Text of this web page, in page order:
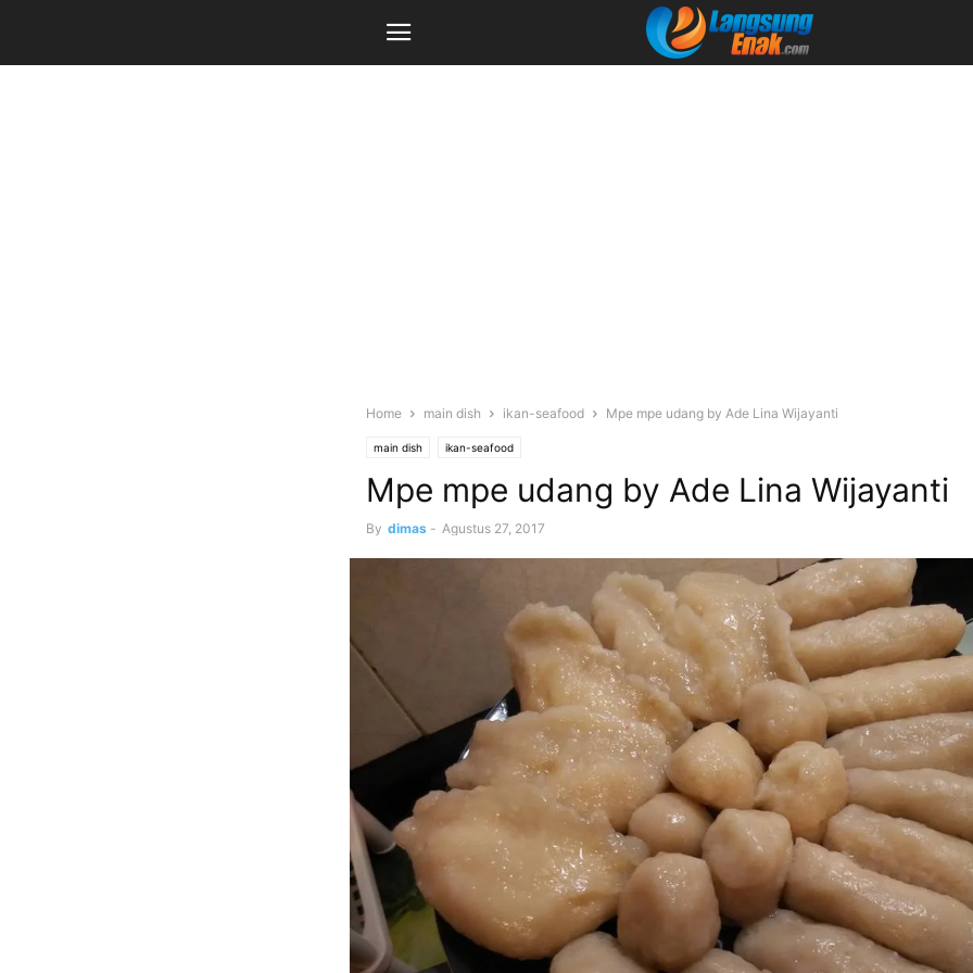
Home main dish ikan-seafood Mpe mpe udang by Ade Lina Wijayanti
main dish ikan-seafood
Mpe mpe udang by Ade Lina Wijayanti
By dimas - Agustus 27, 2017